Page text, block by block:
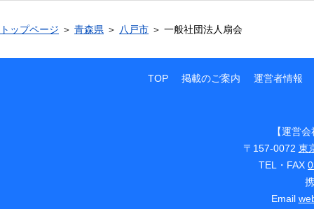
トップページ ＞ 青森県 ＞ 八戸市 ＞ 一般社団法人扇会
TOP 掲載のご案内 運営者情報
【運営
〒157-0072 東
TEL・FAX
Email